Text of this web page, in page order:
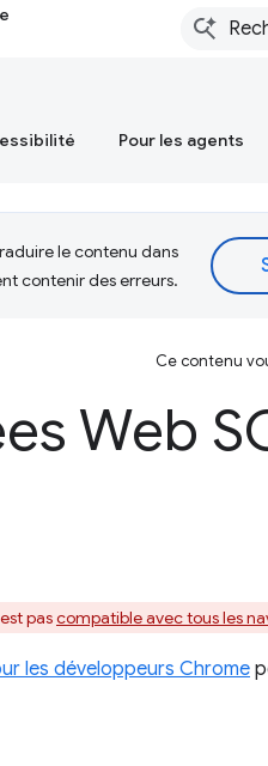
Pour les agents
le contenu dans
contenir des erreurs.
Ce contenu
Web
pascompatible avec tous les
les développeurs Chrome